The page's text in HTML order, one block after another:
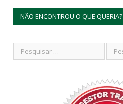
NÃO ENCONTROU O QUE QUERIA?